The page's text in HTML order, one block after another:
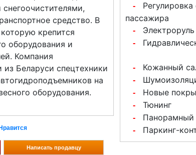
средство. В
крепится
оборудования и
Компания
из Беларуси спецтехники
на
оборудования.
Нравится
-
пассажира
- Электроруль
-
- Кожанный
-
- Новые
- Тюнинг
- Панорамный
- Паркинг-